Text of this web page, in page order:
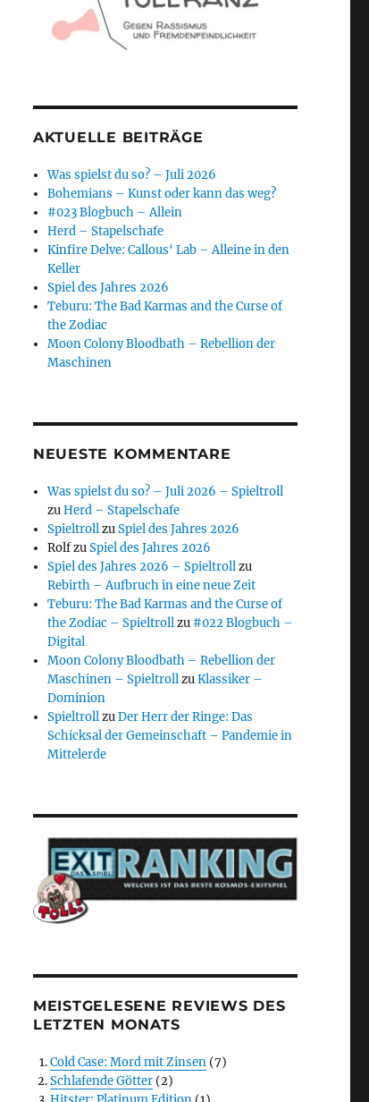
AKTUELLE BEITRÄGE
Was spielst du so? – Juli 2026
Bohemians – Kunst oder kann das weg?
#023 Blogbuch – Allein
Herd – Stapelschafe
Kinfire Delve: Callous‘ Lab – Alleine in den
Keller
Spiel des Jahres 2026
Teburu: The Bad Karmas and the Curse of
the Zodiac
Moon Colony Bloodbath – Rebellion der
Maschinen
NEUESTE KOMMENTARE
Was spielst du so? – Juli 2026 – Spieltroll
zuHerd – Stapelschafe
SpieltrollzuSpiel des Jahres 2026
RolfzuSpiel des Jahres 2026
Spiel des Jahres 2026 – Spieltrollzu
Rebirth – Aufbruch in eine neue Zeit
Teburu: The Bad Karmas and the Curse of
the Zodiac – Spieltrollzu #022 Blogbuch –
Digital
Moon Colony Bloodbath – Rebellion der
Maschinen – SpieltrollzuKlassiker –
Dominion
SpieltrollzuDer Herr der Ringe: Das
Schicksal der Gemeinschaft – Pandemie in
Mittelerde
MEISTGELESENE REVIEWS DES
LETZTEN MONATS
Cold Case: Mord mit Zinsen (7)
Schlafende Götter (2)